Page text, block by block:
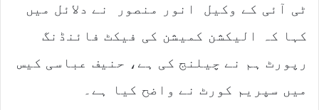
ٹی آئی کے وکیل انور منصور نے دلائل میں
کہا کہ الیکشن کمیشن کی فیکٹ فائنڈنگ
رپورٹ ہم نے چیلنج کی ہے، حنیف عباسی کیس
میں سپریم کورٹ نے واضح کیا ہے۔